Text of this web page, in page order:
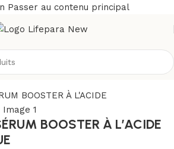
Passer au contenu principal
anti-âge et anti-rides/Sérum Anti-âge
BOOSTER À L’ACIDE